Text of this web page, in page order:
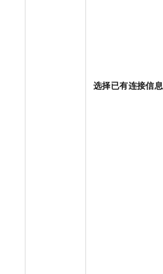
选择已有连接信息